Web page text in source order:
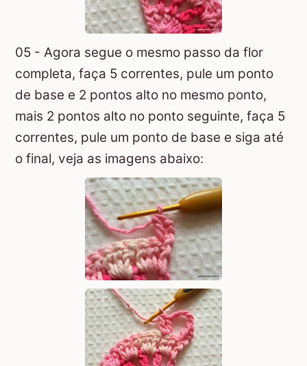
05 - Agora segue o mesmo passo da flor
completa, faça 5 correntes, pule um ponto
de base e 2 pontos alto no mesmo ponto,
mais 2 pontos alto no ponto seguinte, faça 5
correntes, pule um ponto de base e siga até
o final, veja as imagens abaixo: